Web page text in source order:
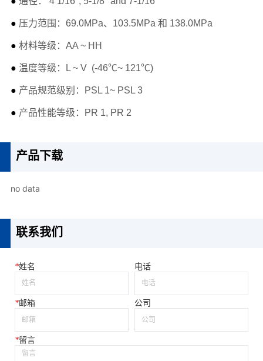
产品下载
no data
联系我们
*姓名 电话
*邮箱 公司
*留言